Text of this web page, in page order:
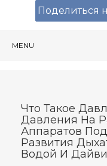
MENU
Что Такое
Давления На
Аппаратов
Развития
Водой И
Поделиться